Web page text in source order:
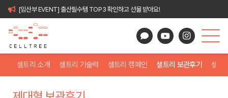
[임산부 EVENT] 출산필수템 TOP3 확인하고 선물 받아요!
셀트리 소개 셀트리 기술력 셀트리 캠페인 셀트리 보관후기 셀트